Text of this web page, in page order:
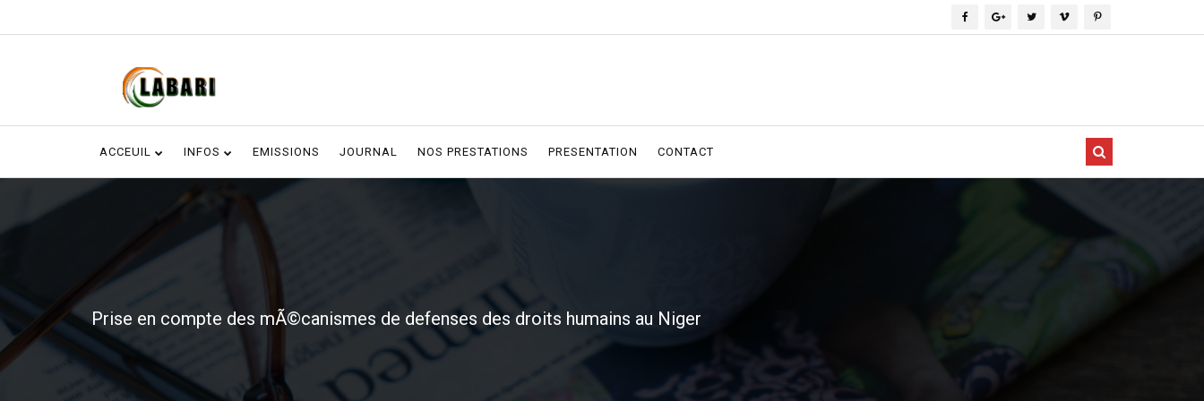
ACCEUIL INFOS EMISSIONS JOURNAL NOS PRESTATIONS PRESENTATION CONTACT
Prise en compte des mÃ©canismes de defenses des droits humains au Niger